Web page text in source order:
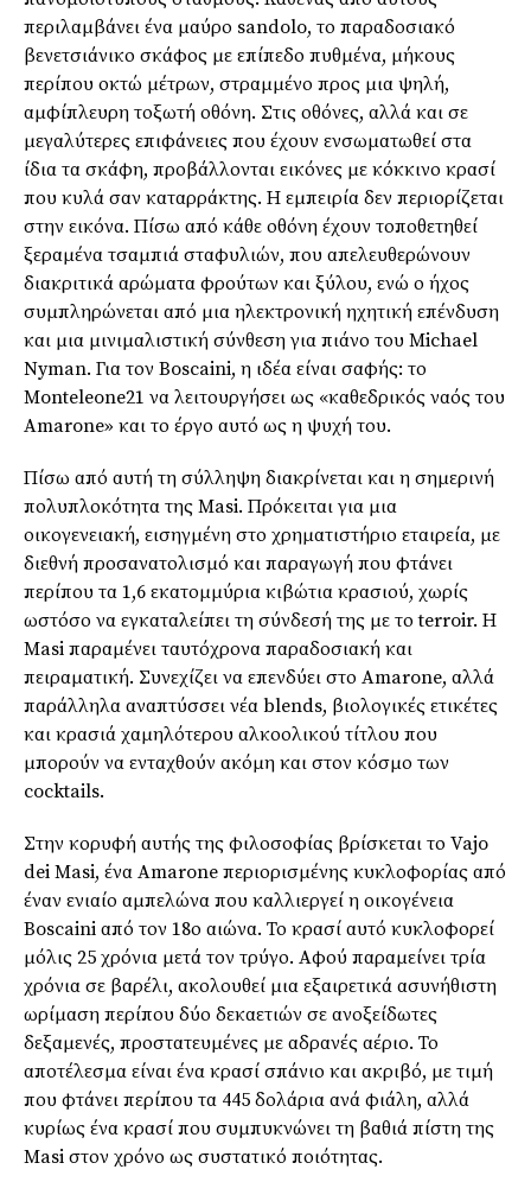
περιλαμβάνει ένα μαύρο sandolo, το παραδοσιακό
βενετσιάνικο σκάφος με επίπεδο πυθμένα, μήκους
περίπου οκτώ μέτρων, στραμμένο προς μια ψηλή,
αμφίπλευρη τοξωτή οθόνη. Στις οθόνες, αλλά και σε
μεγαλύτερες επιφάνειες που έχουν ενσωματωθεί στα
ίδια τα σκάφη, προβάλλονται εικόνες με κόκκινο κρασί
που κυλά σαν καταρράκτης. Η εμπειρία δεν περιορίζεται
στην εικόνα. Πίσω από κάθε οθόνη έχουν τοποθετηθεί
ξεραμένα τσαμπιά σταφυλιών, που απελευθερώνουν
διακριτικά αρώματα φρούτων και ξύλου, ενώ ο ήχος
συμπληρώνεται από μια ηλεκτρονική ηχητική επένδυση
και μια μινιμαλιστική σύνθεση για πιάνο του Michael
Nyman. Για τον Boscaini, η ιδέα είναι σαφής: το
Monteleone21 να λειτουργήσει ως «καθεδρικός ναός του
Amarone» και το έργο αυτό ως η ψυχή του.
Πίσω από αυτή τη σύλληψη διακρίνεται και η σημερινή
πολυπλοκότητα της Masi. Πρόκειται για μια
οικογενειακή, εισηγμένη στο χρηματιστήριο εταιρεία, με
διεθνή προσανατολισμό και παραγωγή που φτάνει
περίπου τα 1,6 εκατομμύρια κιβώτια κρασιού, χωρίς
ωστόσο να εγκαταλείπει τη σύνδεσή της με το terroir. Η
Masi παραμένει ταυτόχρονα παραδοσιακή και
πειραματική. Συνεχίζει να επενδύει στο Amarone, αλλά
παράλληλα αναπτύσσει νέα blends, βιολογικές ετικέτες
και κρασιά χαμηλότερου αλκοολικού τίτλου που
μπορούν να ενταχθούν ακόμη και στον κόσμο των
cocktails.
Στην κορυφή αυτής της φιλοσοφίας βρίσκεται το Vajo
dei Masi, ένα Amarone περιορισμένης κυκλοφορίας από
έναν ενιαίο αμπελώνα που καλλιεργεί η οικογένεια
Boscaini από τον 18ο αιώνα. Το κρασί αυτό κυκλοφορεί
μόλις 25 χρόνια μετά τον τρύγο. Αφού παραμείνει τρία
χρόνια σε βαρέλι, ακολουθεί μια εξαιρετικά ασυνήθιστη
ωρίμαση περίπου δύο δεκαετιών σε ανοξείδωτες
δεξαμενές, προστατευμένες με αδρανές αέριο. Το
αποτέλεσμα είναι ένα κρασί σπάνιο και ακριβό, με τιμή
που φτάνει περίπου τα 445 δολάρια ανά φιάλη, αλλά
κυρίως ένα κρασί που συμπυκνώνει τη βαθιά πίστη της
Masi στον χρόνο ως συστατικό ποιότητας.